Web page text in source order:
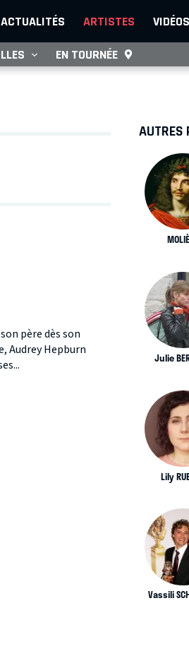
ACTUALITÉS ARTISTES VIDÉOS
EN TOURNÉE
père dès son
Audrey Hepburn
AUTRES
Julie
Lily
Vassili